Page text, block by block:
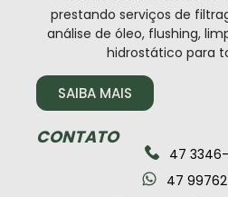
prestando serviços de
análise de óleo, flushing,
hidrostático para
SAIBA MAIS
CONTATO
47
47